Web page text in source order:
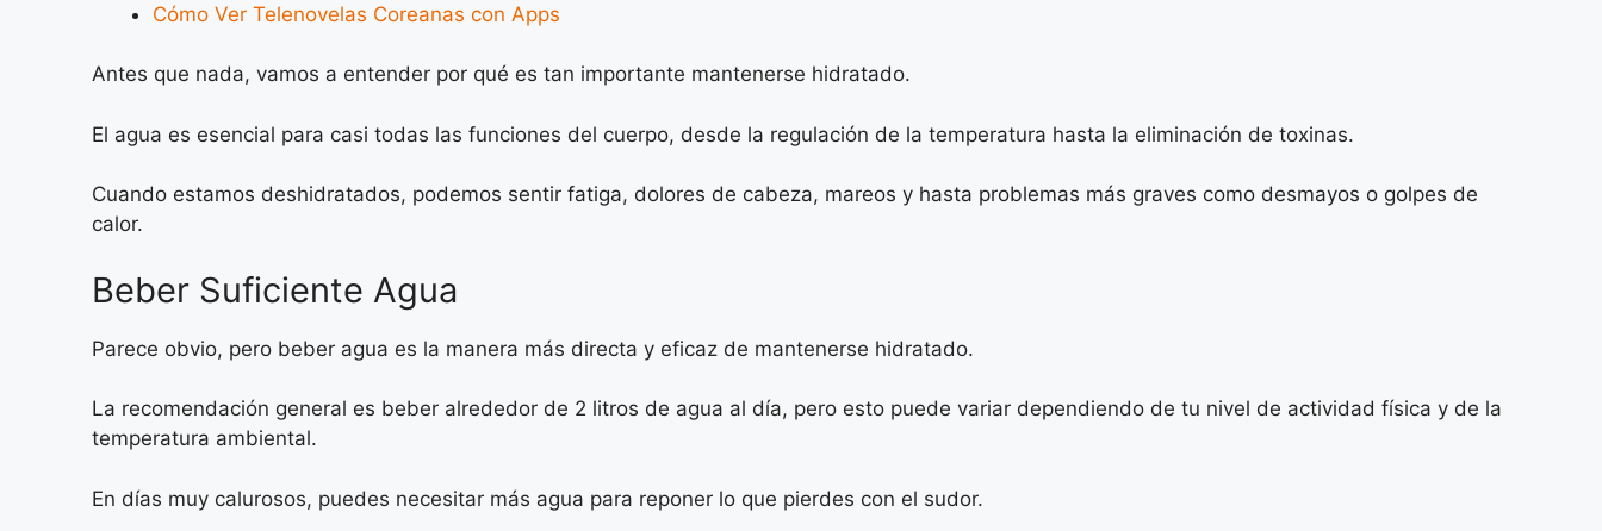
Cómo Ver Telenovelas Coreanas con Apps
Antes que nada, vamos a entender por qué es tan importante mantenerse hidratado.
El agua es esencial para casi todas las funciones del cuerpo, desde la regulación de la temperatura hasta la eliminación de toxinas.
Cuando estamos deshidratados, podemos sentir fatiga, dolores de cabeza, mareos y hasta problemas más graves como desmayos o golpes de
calor.
Beber Suficiente Agua
Parece obvio, pero beber agua es la manera más directa y eficaz de mantenerse hidratado.
La recomendación general es beber alrededor de 2 litros de agua al día, pero esto puede variar dependiendo de tu nivel de actividad física y de la
temperatura ambiental.
En días muy calurosos, puedes necesitar más agua para reponer lo que pierdes con el sudor.